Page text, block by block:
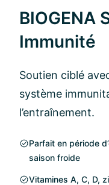
BIOGENA
Immunité
Soutien ciblé
système
l’entraînement.
Parfait en période
saison froide
Vitamines A, C, D,